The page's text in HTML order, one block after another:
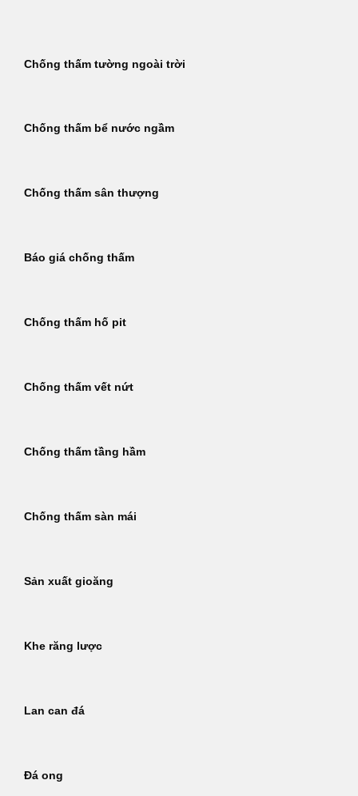
dungChống thấm tường ngoài trời
Chống thấm bể nước ngầm
Chống thấm sân thượng
Báo giá chống thấm
Chống thấm hố pit
Chống thấm vết nứt
Chống thấm tầng hầm
Chống thấm sàn mái
Sản xuất gioăng
Khe răng lược
Lan can đá
Đá ong